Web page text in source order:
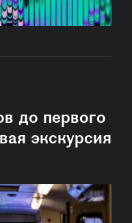
до первого
экскурсия